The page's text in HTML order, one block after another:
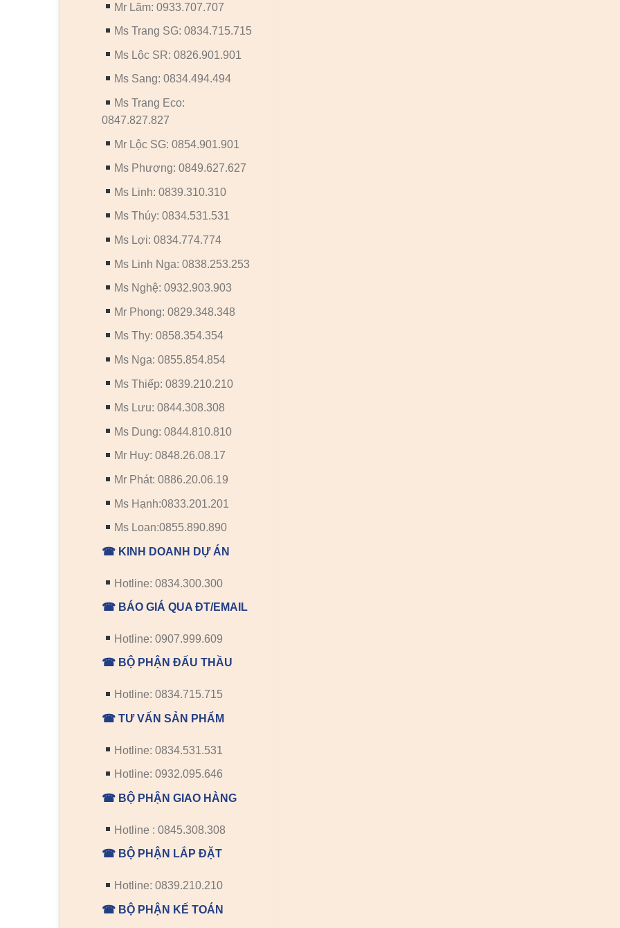
Mr Lãm: 0933.707.707
Ms Trang SG: 0834.715.715
Ms Lộc SR: 0826.901.901
Ms Sang: 0834.494.494
Ms Trang Eco:
0847.827.827
Mr Lộc SG: 0854.901.901
Ms Phượng: 0849.627.627
Ms Linh: 0839.310.310
Ms Thúy: 0834.531.531
Ms Lợi: 0834.774.774
Ms Linh Nga: 0838.253.253
Ms Nghệ: 0932.903.903
Mr Phong: 0829.348.348
Ms Thy: 0858.354.354
Ms Nga: 0855.854.854
Ms Thiếp: 0839.210.210
Ms Lưu: 0844.308.308
Ms Dung: 0844.810.810
Mr Huy: 0848.26.08.17
Mr Phát: 0886.20.06.19
Ms Hạnh:0833.201.201
Ms Loan:0855.890.890
☎ KINH DOANH DỰ ÁN
Hotline: 0834.300.300
☎ BÁO GIÁ QUA ĐT/EMAIL
Hotline: 0907.999.609
☎ BỘ PHẬN ĐẤU THẦU
Hotline: 0834.715.715
☎ TƯ VẤN SẢN PHẨM
Hotline: 0834.531.531
Hotline: 0932.095.646
☎ BỘ PHẬN GIAO HÀNG
Hotline : 0845.308.308
☎ BỘ PHẬN LẮP ĐẶT
Hotline: 0839.210.210
☎ BỘ PHẬN KẾ TOÁN